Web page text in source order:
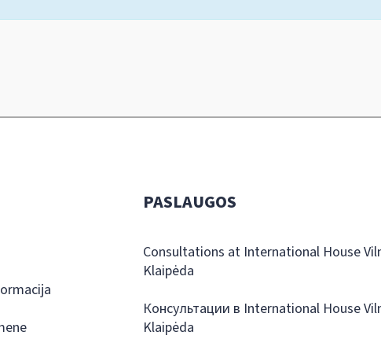
PASLAUGOS
Consultations at International House
Klaipėda
Консультации в International House
Klaipėda